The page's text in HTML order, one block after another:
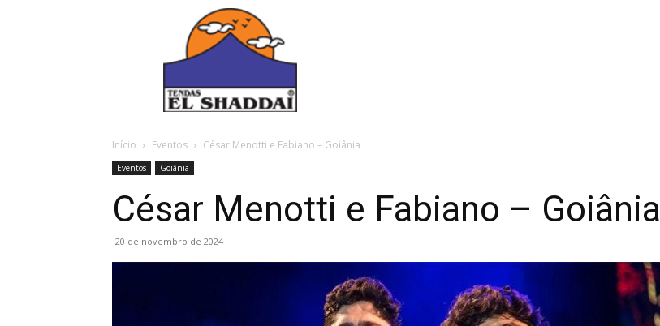
Início Eventos César Menotti e Fabiano – Goiânia
Eventos Goiânia
César Menotti e Fabiano – Goiânia
20 de novembro de 2024